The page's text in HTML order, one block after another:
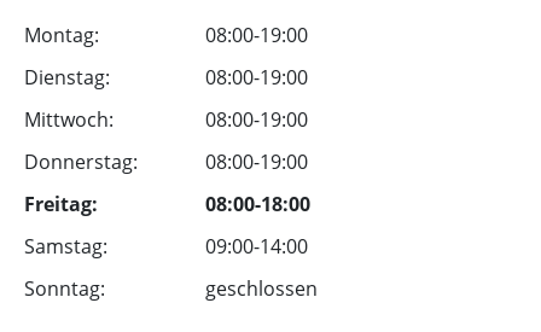
Montag:
08:00-19:00
Dienstag:
08:00-19:00
Mittwoch:
08:00-19:00
Donnerstag:
08:00-19:00
Freitag:
08:00-18:00
Samstag:
09:00-14:00
Sonntag:
geschlossen